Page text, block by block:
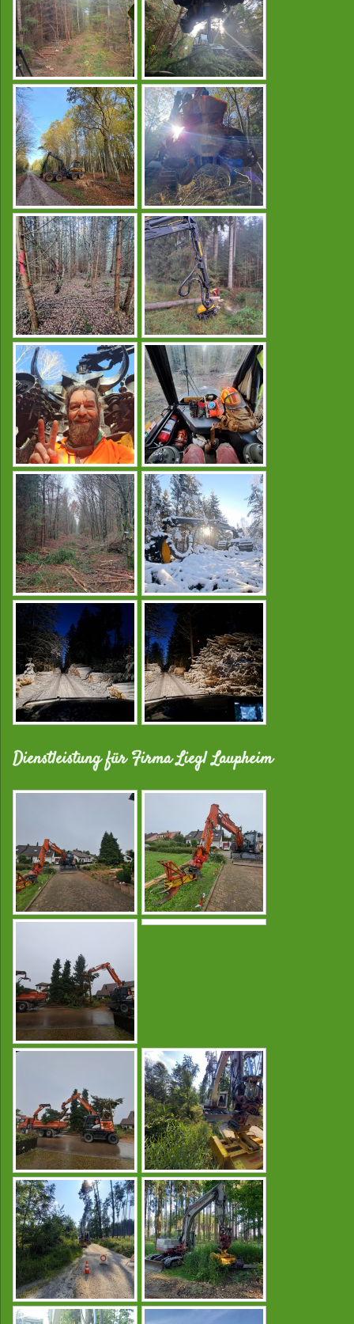
Dienstleistung für Firma Liegl Laupheim